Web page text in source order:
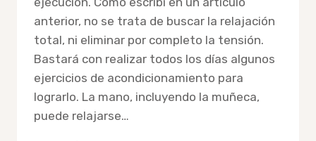
anterior, no se trata de buscar la relajación
total, ni eliminar por completo la tensión.
Bastará con realizar todos los días algunos
ejercicios de acondicionamiento para
lograrlo. La mano, incluyendo la muñeca,
puede relajarse…